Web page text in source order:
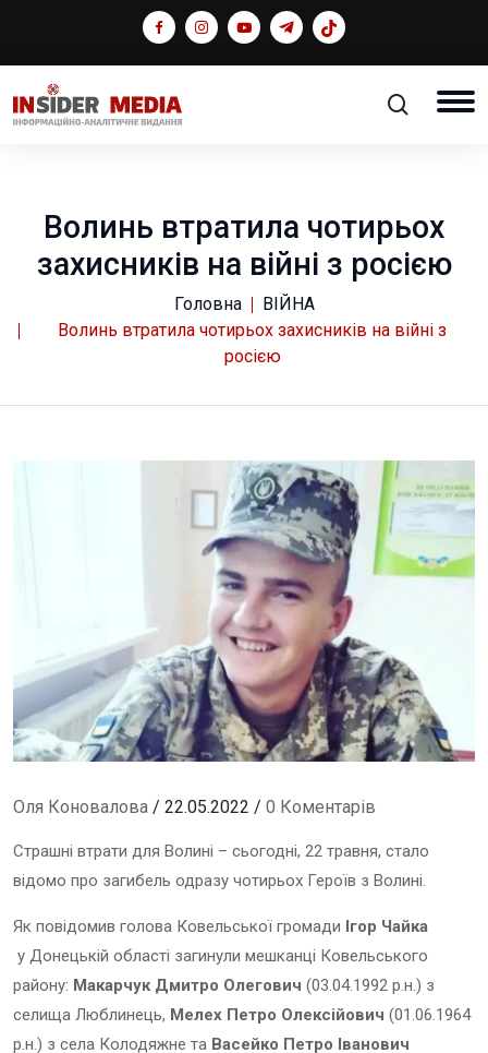
Волинь втратила чотирьох
захисників на війні з росією
Головна
ВІЙНА
Волинь втратила чотирьох захисників на війні з
росією
Оля Коновалова / 22.05.2022 / 0 Коментарів
Страшні втрати для Волині – сьогодні, 22 травня, стало
відомо про загибель одразу чотирьох Героїв з Волині.
Як повідомив голова Ковельської громади Ігор Чайка
у Донецькій області загинули мешканці Ковельського
району: Макарчук Дмитро Олегович (03.04.1992 р.н.) з
селища Люблинець, Мелех Петро Олексійович (01.06.1964
р.н.) з села Колодяжне та Васейко Петро Іванович